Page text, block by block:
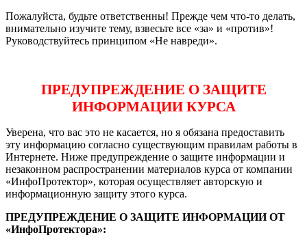
Пожалуйста, будьте ответственны! Прежде чем что-то делать,
внимательно изучите тему, взвесьте все «за» и «против»!
Руководствуйтесь принципом «Не навреди».
ПРЕДУПРЕЖДЕНИЕ О ЗАЩИТЕ
ИНФОРМАЦИИ КУРСА
Уверена, что вас это не касается, но я обязана предоставить
эту информацию согласно существующим правилам работы в
Интернете. Ниже предупреждение о защите информации и
незаконном распространении материалов курса от компании
«ИнфоПротектор», которая осуществляет авторскую и
информационную защиту этого курса.
ПРЕДУПРЕЖДЕНИЕ О ЗАЩИТЕ ИНФОРМАЦИИ ОТ
«ИнфоПротектора»: